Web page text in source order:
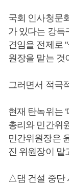
국회 인사청문
가 있다는 강득
견임을 전제로
원장을 맡는 것
그러면서 적극
현재 탄녹위는
총리와 민간위
민간위원장은
진 위원장이 맡
△댐 건설 중단